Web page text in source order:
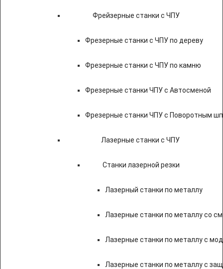
Фрейзерные станки с ЧПУ
Фрезерные станки с ЧПУ по дереву
Фрезерные станки с ЧПУ по камню
Фрезерные станки ЧПУ с Автосменой
Фрезерные станки ЧПУ с Поворотным
Лазерные станки с ЧПУ
Станки лазерной резки
Лазерный станки по металлу
Лазерные станки по металлу со
Лазерные станки по металлу с
Лазерные станки по металлу с